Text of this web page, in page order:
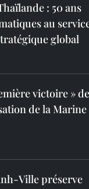
: 50 ans
au
global
victoire » de
de la Marine
Ville préserve